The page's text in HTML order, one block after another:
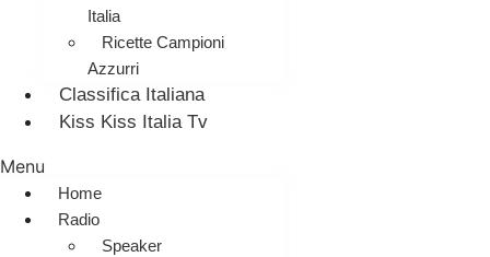
Italia
Ricette Campioni
Azzurri
Classifica Italiana
Kiss Kiss Italia Tv
Menu
Home
Radio
Speaker